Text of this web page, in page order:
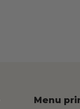
Menu